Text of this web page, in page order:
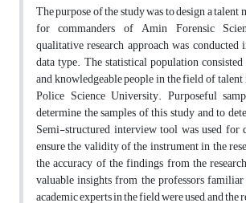
The purpose of the study was to design a talent
for commanders of Amin Forensic
qualitative research approach was
data type. The statistical population
and knowledgeable people in the field of talent
Police Science University. Purposeful
determine the samples of this study and to
Semi-structured interview tool was used for
ensure the validity of the instrument in the
the accuracy of the findings from the
valuable insights from the professors
academic experts in the field were used, and